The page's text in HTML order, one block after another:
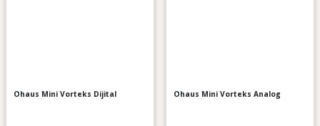
Ohaus Mini Vorteks Dijital Ohaus Mini Vorteks Analog